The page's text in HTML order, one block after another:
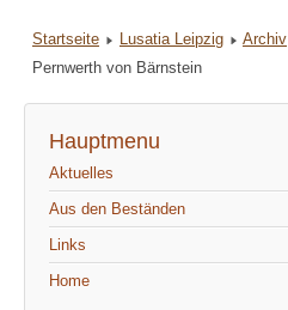
Startseite Lusatia Leipzig Archiv
Pernwerth von Bärnstein
Hauptmenu
Aktuelles
Aus den Beständen
Links
Home